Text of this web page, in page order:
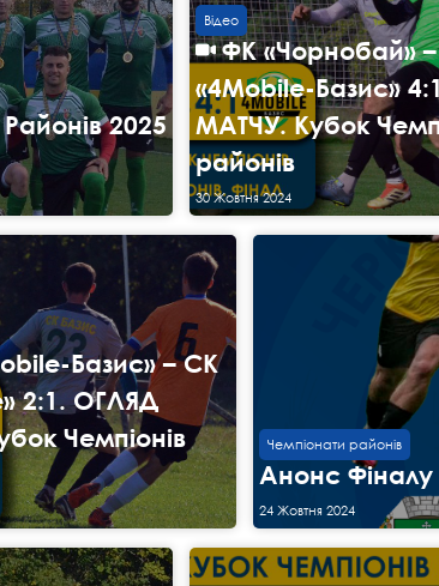
2025
Відео
ФК «Чорнобай»
«4Mobile-Базис»
МАТЧУ. Кубок
районів
30 Жовтня 2024
Базис» – СК
2:1. ОГЛЯД
Чемпіонів
Чемпіонати районів
Анонс Фіналу
24 Жовтня 2024